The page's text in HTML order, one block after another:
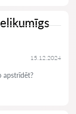
15.12.2024
apstrīdēt?